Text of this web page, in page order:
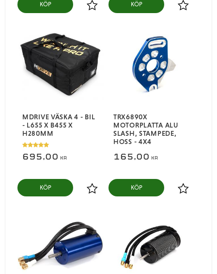
Lägg till i favoriter
KÖP
Lägg till i
KÖP
MDRIVE VÄSKA 4 - BIL
- L655 X B455 X
H280MM
695,00 KR
Lägg till i favoriter
KÖP
TRX6890X
MOTORPLATTA ALU
SLASH, STAMPEDE,
HOSS - 4X4
165,00 KR
Lägg till i
KÖP